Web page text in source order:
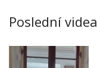
Poslední videa